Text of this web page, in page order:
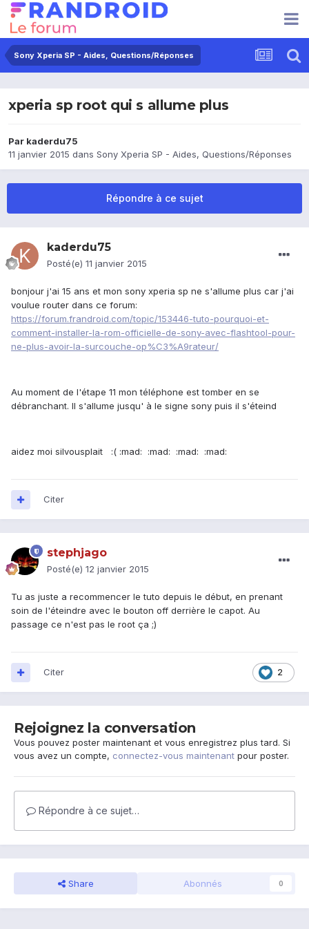
Sony Xperia SP - Aides, Questions/Réponses
xperia sp root qui s allume plus
Par kaderdu75
11 janvier 2015 dans Sony Xperia SP - Aides, Questions/Réponses
Répondre à ce sujet
kaderdu75
Posté(e) 11 janvier 2015
bonjour j'ai 15 ans et mon sony xperia sp ne s'allume plus car j'ai
voulue router dans ce forum:
https://forum.frandroid.com/topic/153446-tuto-pourquoi-et-
comment-installer-la-rom-officielle-de-sony-avec-flashtool-pour-
ne-plus-avoir-la-surcouche-op%C3%A9rateur/
Au moment de l'étape 11 mon téléphone est tomber en se
débranchant. Il s'allume jusqu' à le signe sony puis il s'éteind
aidez moi silvousplait :( :mad: :mad: :mad: :mad:
Citer
stephjago
Posté(e) 12 janvier 2015
Tu as juste a recommencer le tuto depuis le début, en prenant
soin de l'éteindre avec le bouton off derrière le capot. Au
passage ce n'est pas le root ça ;)
2
Citer
Rejoignez la conversation
Vous pouvez poster maintenant et vous enregistrez plus tard. Si
vous avez un compte, connectez-vous maintenant pour poster.
Répondre à ce sujet…
Share Abonnés 0